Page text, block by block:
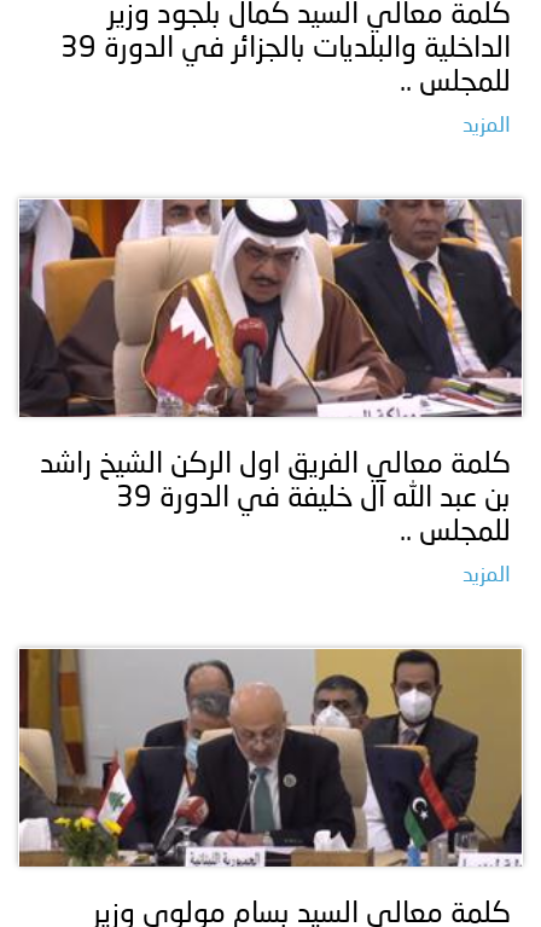
كلمة معالي السيد كمال بلجود وزير
الداخلية والبلديات بالجزائر في الدورة 39
للمجلس ..
المزيد
كلمة معالي الفريق اول الركن الشيخ راشد
بن عبد الله آل خليفة في الدورة 39
للمجلس ..
المزيد
كلمة معالى السيد بسام مولوي وزير